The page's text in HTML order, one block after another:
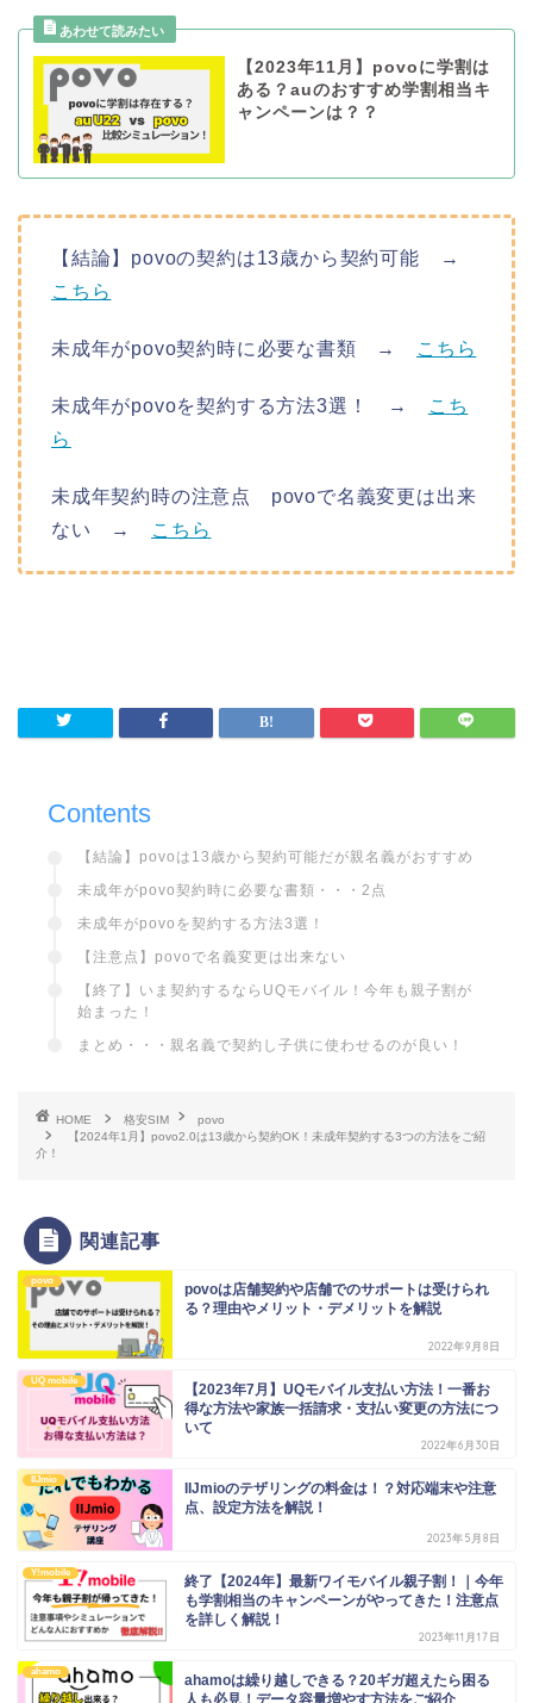
【2023年11月】povoに学割は
ある？auのおすすめ学割相当キ
ャンペーンは？？
【結論】povoの契約は13歳から契約可能 →
こちら
未成年がpovo契約時に必要な書類 → こちら
未成年がpovoを契約する方法3選！ →
こち
ら
未成年契約時の注意点 povoで名義変更は出来
ない →
こちら
Contents
【結論】povoは13歳から契約可能だが親名義がおすすめ
未成年がpovo契約時に必要な書類・・・2点
未成年がpovoを契約する方法3選！
【注意点】povoで名義変更は出来ない
【終了】いま契約するならUQモバイル！今年も親子割が
始まった！
まとめ・・・親名義で契約し子供に使わせるのが良い！
HOME 格安SIM
povo
【2024年1月】povo2.0は13歳から契約OK！未成年契約する3つの方法をご紹
介！
関連記事
povo
povoは店舗契約や店舗でのサポートは受けられ
る？理由やメリット・デメリットを解説
2022年9月8日
UQ mobile
【2023年7月】UQモバイル支払い方法！一番お
得な方法や家族一括請求・支払い変更の方法につ
いて
2022年6月30日
IIJmio
IIJmioのテザリングの料金は！？対応端末や注意
点、設定方法を解説！
2023年5月8日
Y!mobile
終了【2024年】最新ワイモバイル親子割！｜今年
も学割相当のキャンペーンがやってきた！注意点
を詳しく解説！
2023年11月17日
ahamo
ahamoは繰り越しできる？20ギガ超えたら困る
人も必見！データ容量増やす方法をご紹介